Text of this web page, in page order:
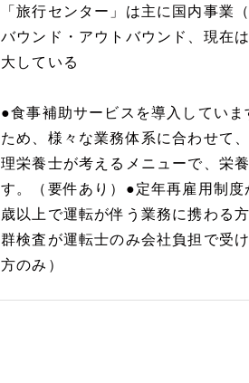
「旅行センター」は主に国内事業
バウンド・アウトバウンド、現在
大している
●食事補助サービスを導入してい
ため、様々な業務体系に合わせて
理栄養士が考えるメニューで、栄
す。（要件あり）●定年再雇用制
歳以上で運転が伴う業務に携わる
群検査が運転士のみ会社負担で受
方のみ）